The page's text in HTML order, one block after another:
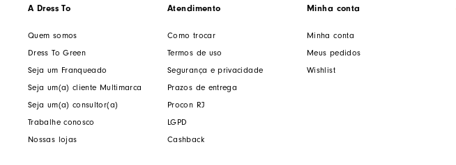
A Dress To
Quem somos
Dress To Green
Seja um Franqueado
Seja um(a) cliente Multimarca
Seja um(a) consultor(a)
Trabalhe conosco
Nossas lojas
Atendimento
Como trocar
Termos de uso
Segurança e privacidade
Prazos de entrega
Procon RJ
LGPD
Cashback
Minha conta
Minha conta
Meus pedidos
Wishlist